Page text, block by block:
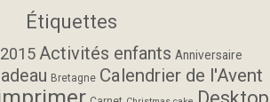
Étiquettes
Activités enfants Anniversaire
Bretagne Calendrier de l'Avent